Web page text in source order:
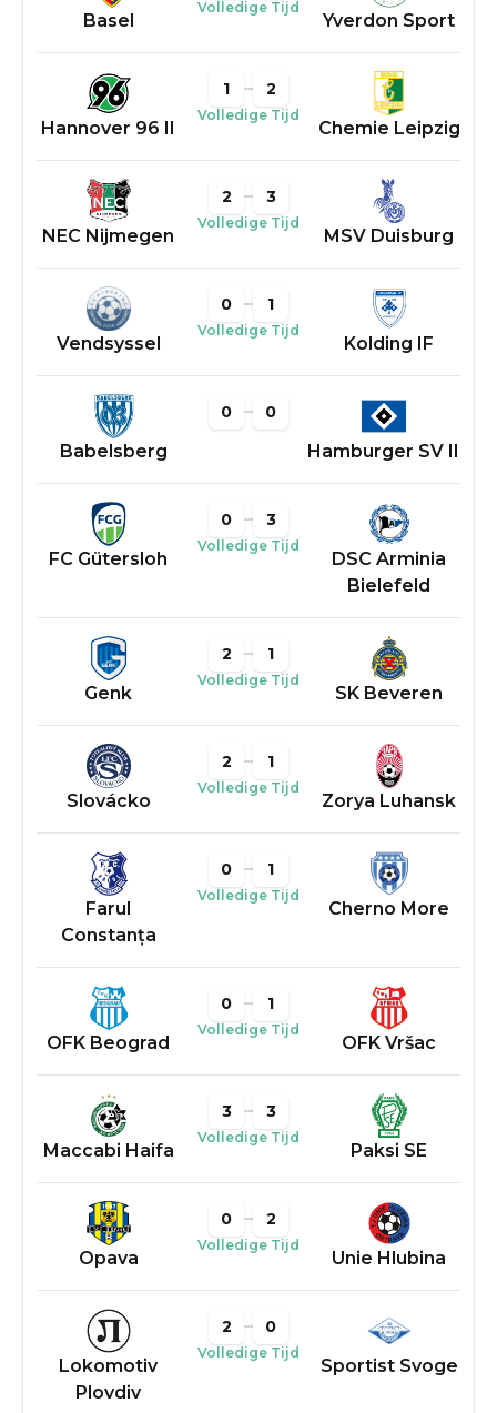
Basel
Volledige Tijd
Yverdon Sport
Hannover 96 II
1 2
Volledige Tijd
Chemie Leipzig
NEC Nijmegen
2 3
Volledige Tijd
MSV Duisburg
Vendsyssel
0 1
Volledige Tijd
Kolding IF
Babelsberg
0 0
Hamburger SV II
FC Gütersloh
0 3
Volledige Tijd
DSC Arminia
Bielefeld
Genk
2 1
Volledige Tijd
SK Beveren
Slovácko
2 1
Volledige Tijd
Zorya Luhansk
Farul
Constanța
0 1
Volledige Tijd
Cherno More
OFK Beograd
0 1
Volledige Tijd
OFK Vršac
Maccabi Haifa
3 3
Volledige Tijd
Paksi SE
Opava
0 2
Volledige Tijd
Unie Hlubina
Lokomotiv
Plovdiv
2 0
Volledige Tijd
Sportist Svoge